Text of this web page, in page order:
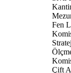
Fen
Çift